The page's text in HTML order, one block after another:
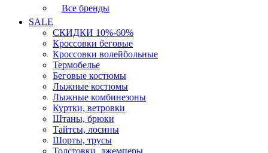
Все бренды
SALE
СКИДКИ 10%-60%
Кроссовки беговые
Кроссовки волейбольные
Термобелье
Беговые костюмы
Лыжные костюмы
Лыжные комбинезоны
Куртки, ветровки
Штаны, брюки
Тайтсы, лосины
Шорты, трусы
Толстовки, джемперы